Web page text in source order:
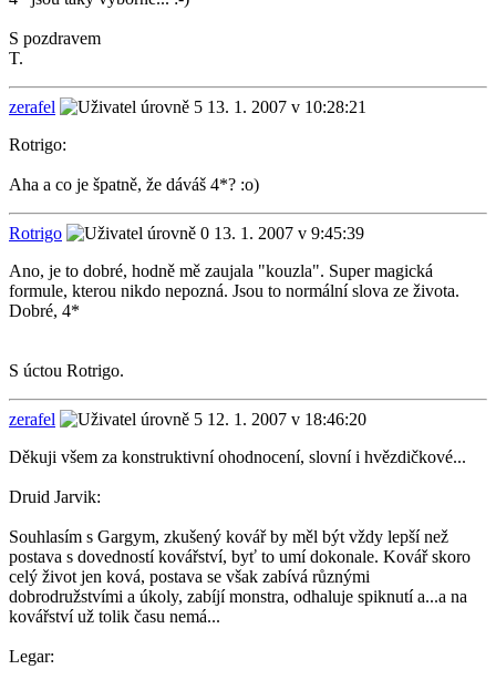
S pozdravem
T.
zerafel
13. 1. 2007 v 10:28:21
Rotrigo:
Aha a co je špatně, že dáváš 4*? :o)
Rotrigo
13. 1. 2007 v 9:45:39
Ano, je to dobré, hodně mě zaujala "kouzla". Super magická
formule, kterou nikdo nepozná. Jsou to normální slova ze života.
Dobré, 4*
S úctou Rotrigo.
zerafel
12. 1. 2007 v 18:46:20
Děkuji všem za konstruktivní ohodnocení, slovní i hvězdičkové...
Druid Jarvik:
Souhlasím s Gargym, zkušený kovář by měl být vždy lepší než
postava s dovedností kovářství, byť to umí dokonale. Kovář skoro
celý život jen ková, postava se však zabívá různými
dobrodružstvími a úkoly, zabíjí monstra, odhaluje spiknutí a...a na
kovářství už tolik času nemá...
Legar: